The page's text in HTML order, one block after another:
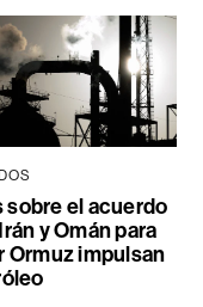
sobre el acuerdo
y Omán para
Ormuz impulsan